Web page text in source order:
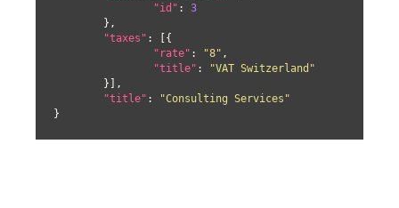
"id" : 3
"taxes" : [{
"rate" : "8" ,
"title" :
"VAT Switzerland"
"title" :
"Consulting Services"
}